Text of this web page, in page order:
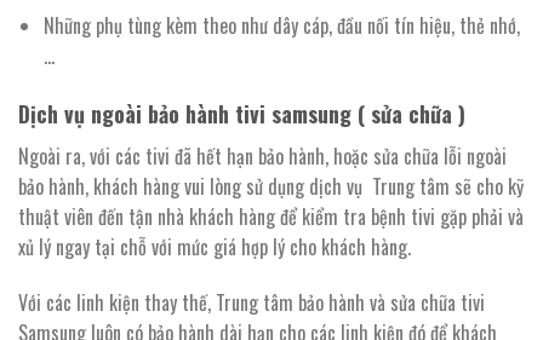
Những phụ tùng kèm theo như dây cáp, đầu nối tín hiệu, thẻ nhớ,
…
Dịch vụ ngoài bảo hành tivi samsung ( sửa chữa )
Ngoài ra, với các tivi đã hết hạn bảo hành, hoặc sửa chữa lỗi ngoài
bảo hành, khách hàng vui lòng sử dụng dịch vụ Trung tâm sẽ cho kỹ
thuật viên đến tận nhà khách hàng để kiểm tra bệnh tivi gặp phải và
xủ lý ngay tại chỗ với mức giá hợp lý cho khách hàng.
Với các linh kiện thay thế, Trung tâm bảo hành và sửa chữa tivi
Samsung luôn có bảo hành dài hạn cho các linh kiện đó để khách